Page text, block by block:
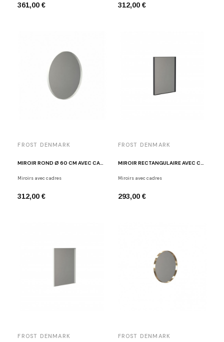
361,00 € 312,00 €
FROST DENMARK
MIROIR ROND Ø 60 CM AVEC CADRE BLANC FROST U4130-W
Miroirs avec cadres
312,00 €
FROST DENMARK
MIROIR RECTANGULAIRE AVEC CADRE NOIR FROST U4135-B
Miroirs avec cadres
293,00 €
FROST DENMARK FROST DENMARK